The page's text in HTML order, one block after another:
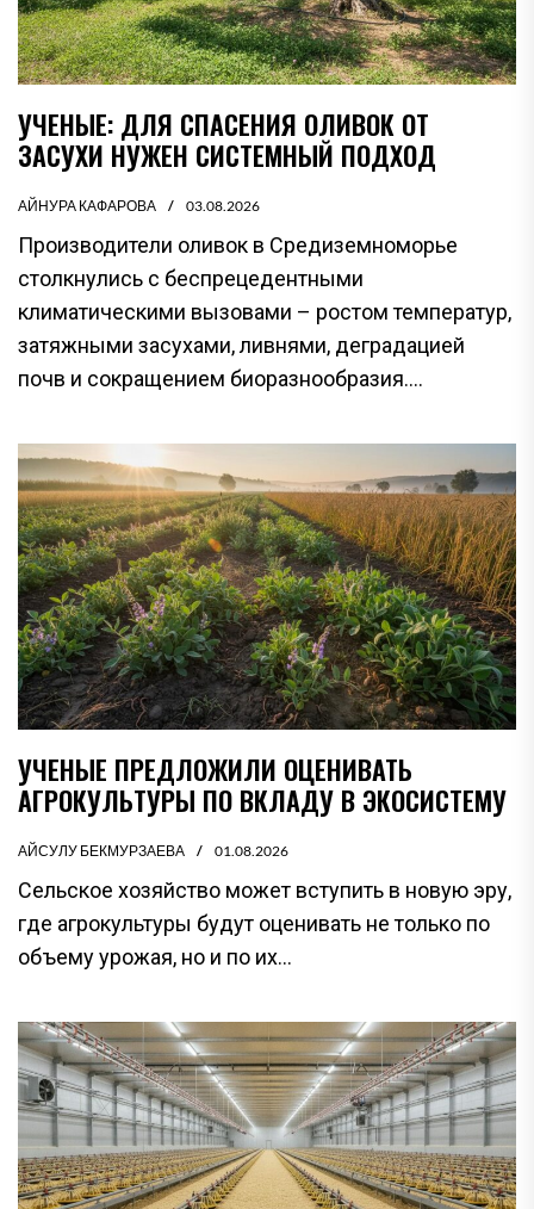
УЧЕНЫЕ: ДЛЯ СПАСЕНИЯ ОЛИВОК ОТ
ЗАСУХИ НУЖЕН СИСТЕМНЫЙ ПОДХОД
АЙНУРА КАФАРОВА 03.08.2026
Производители оливок в Средиземноморье
столкнулись с беспрецедентными
климатическими вызовами – ростом температур,
затяжными засухами, ливнями, деградацией
почв и сокращением биоразнообразия....
УЧЕНЫЕ ПРЕДЛОЖИЛИ ОЦЕНИВАТЬ
АГРОКУЛЬТУРЫ ПО ВКЛАДУ В ЭКОСИСТЕМУ
АЙСУЛУ БЕКМУРЗАЕВА 01.08.2026
Сельское хозяйство может вступить в новую эру,
где агрокультуры будут оценивать не только по
объему урожая, но и по их...